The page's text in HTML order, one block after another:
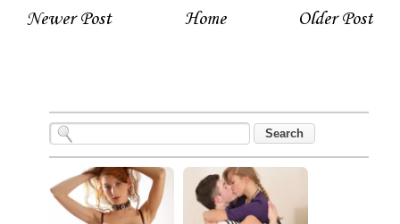
Newer Post Older Post
Home